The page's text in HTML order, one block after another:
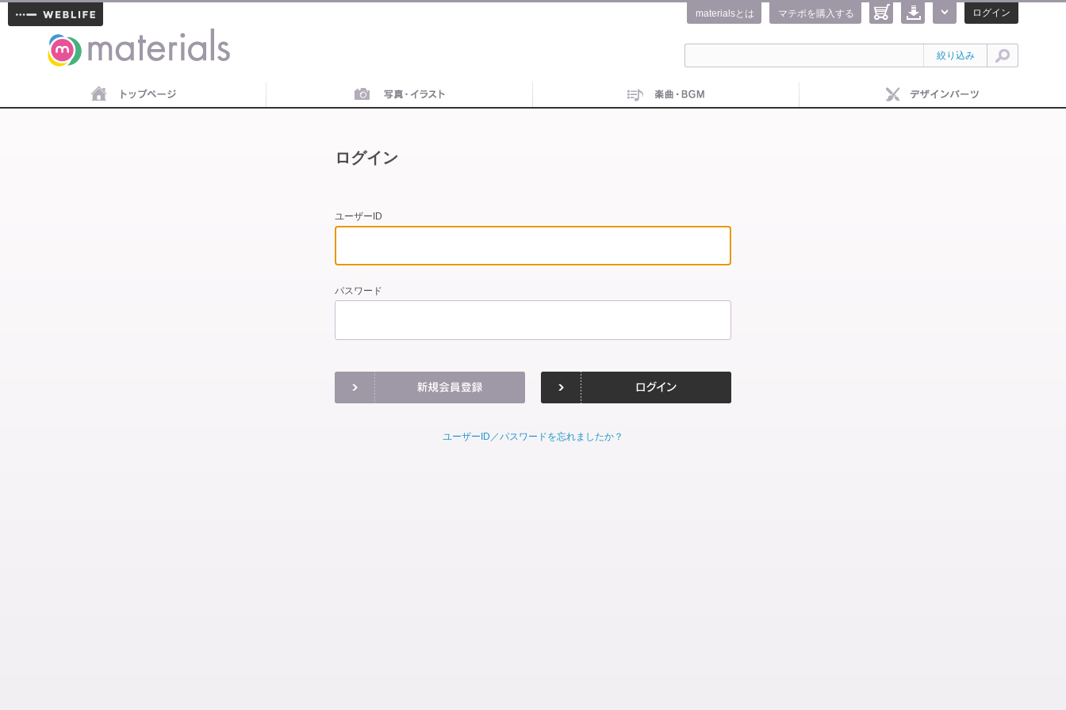
materials
ログイン
マテポを購入する
materialsとは
絞り込み
ログイン
ユーザーID
パスワード
ユーザーID／パスワードを忘れましたか？